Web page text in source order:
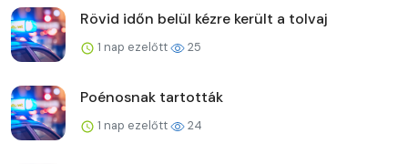
Rövid időn belül kézre került a tolvaj
1 nap ezelőtt 25
Poénosnak tartották
1 nap ezelőtt 24